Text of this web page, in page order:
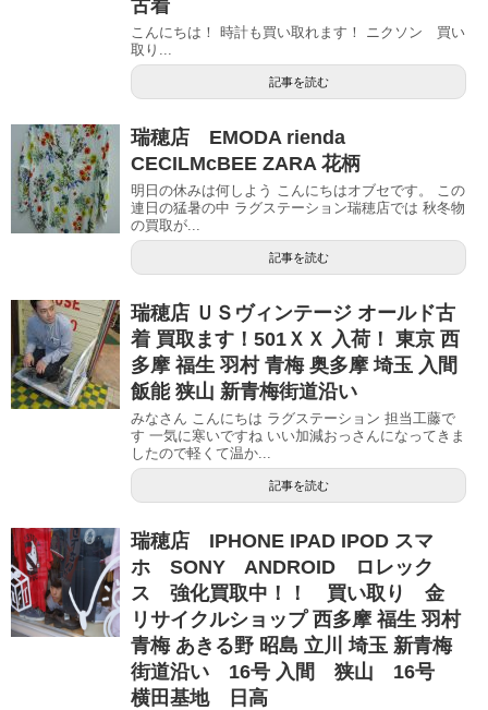
古着
こんにちは！ 時計も買い取れます！ ニクソン 買い
取り...
記事を読む
瑞穂店 EMODA rienda
CECILMcBEE ZARA 花柄
明日の休みは何しよう こんにちはオブセです。 この
連日の猛暑の中 ラグステーション瑞穂店では 秋冬物
の買取が...
記事を読む
瑞穂店 ＵＳヴィンテージ オールド古
着 買取ます！501ＸＸ 入荷！ 東京 西
多摩 福生 羽村 青梅 奥多摩 埼玉 入間
飯能 狭山 新青梅街道沿い
みなさん こんにちは ラグステーション 担当工藤で
す 一気に寒いですね いい加減おっさんになってきま
したので軽くて温か...
記事を読む
瑞穂店 IPHONE IPAD IPOD スマ
ホ SONY ANDROID ロレック
ス 強化買取中！！ 買い取り 金
リサイクルショップ 西多摩 福生 羽村
青梅 あきる野 昭島 立川 埼玉 新青梅
街道沿い 16号 入間 狭山 16号
横田基地 日高